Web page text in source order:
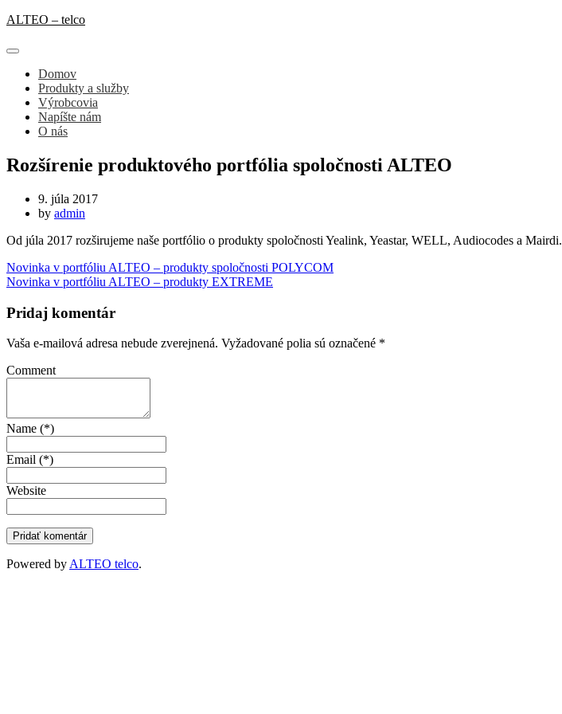
ALTEO – telco
Domov
Produkty a služby
Výrobcovia
Napíšte nám
O nás
Rozšírenie produktového portfólia spoločnosti ALTEO
9. júla 2017
by admin
Od júla 2017 rozširujeme naše portfólio o produkty spoločnosti Yealink, Yeastar, WELL, Audiocodes a Mairdi.
Navigácia
v
článku
Novinka v portfóliu ALTEO – produkty spoločnosti POLYCOM
Novinka v portfóliu ALTEO – produkty EXTREME
Pridaj komentár
Vaša e-mailová adresa nebude zverejnená. Vyžadované polia sú označené *
Comment
Name (*)
Email (*)
Website
Powered by ALTEO telco.